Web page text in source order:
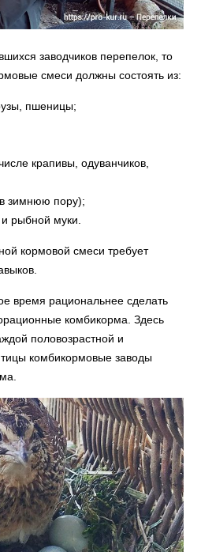
заводчиков перепелок, то
смеси должны состоять из:
пшеницы;
крапивы, одуванчиков,
зимнюю пору);
и рыбной муки.
кормовой смеси требует
время рациональнее сделать
комбикорма. Здесь
половозрастной и
комбикормовые заводы